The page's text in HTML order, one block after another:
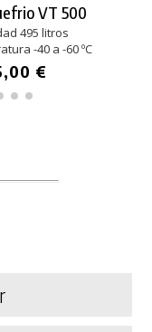
VT 500
495 litros
-40 a -60 ºC
€